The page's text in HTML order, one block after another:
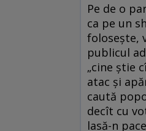
Pe de o
ca pe un
folosește,
publicul
„cine știe
atac și
caută
decît cu
lasă-n